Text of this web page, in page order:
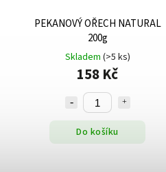
PEKANOVÝ OŘECH NATURAL
200g
Skladem (>5 ks)
158 Kč
Do košíku